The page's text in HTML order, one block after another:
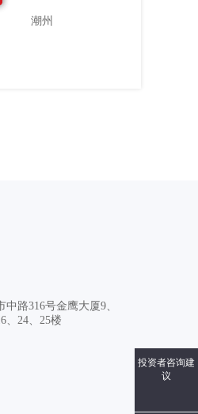
潮州
路316号金鹰大厦9、
、24、25楼
投资者咨询建
议